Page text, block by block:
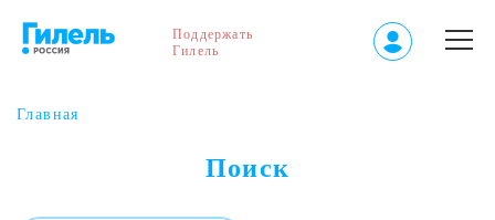
Поддержать
Гилель
Главная
Поиск